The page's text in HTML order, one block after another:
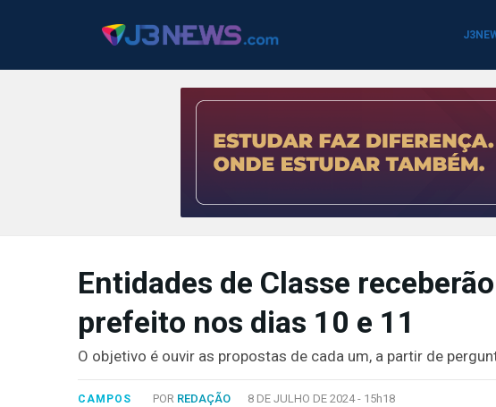
Entidades de Classe
prefeito nos dias 10 e 11
O objetivo é ouvir as propostas de cada um, a partir de
CAMPOS POR REDAÇÃO 8 DE JULHO DE 2024 - 15h18